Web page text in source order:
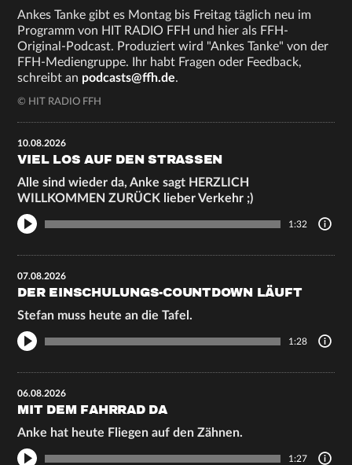
Ankes Tanke gibt es Montag bis Freitag täglich neu im
Programm von HIT RADIO FFH und hier als FFH-
Original-Podcast. Produziert wird "Ankes Tanke" von der
FFH-Mediengruppe. Ihr habt Fragen oder Feedback,
schreibt an podcasts@ffh.de.
© HIT RADIO FFH
10.08.2026
VIEL LOS AUF DEN STRASSEN
Alle sind wieder da, Anke sagt HERZLICH
WILLKOMMEN ZURÜCK lieber Verkehr ;)
1:32
07.08.2026
DER EINSCHULUNGS-COUNTDOWN LÄUFT
Stefan muss heute an die Tafel.
1:28
06.08.2026
MIT DEM FAHRRAD DA
Anke hat heute Fliegen auf den Zähnen.
1:27